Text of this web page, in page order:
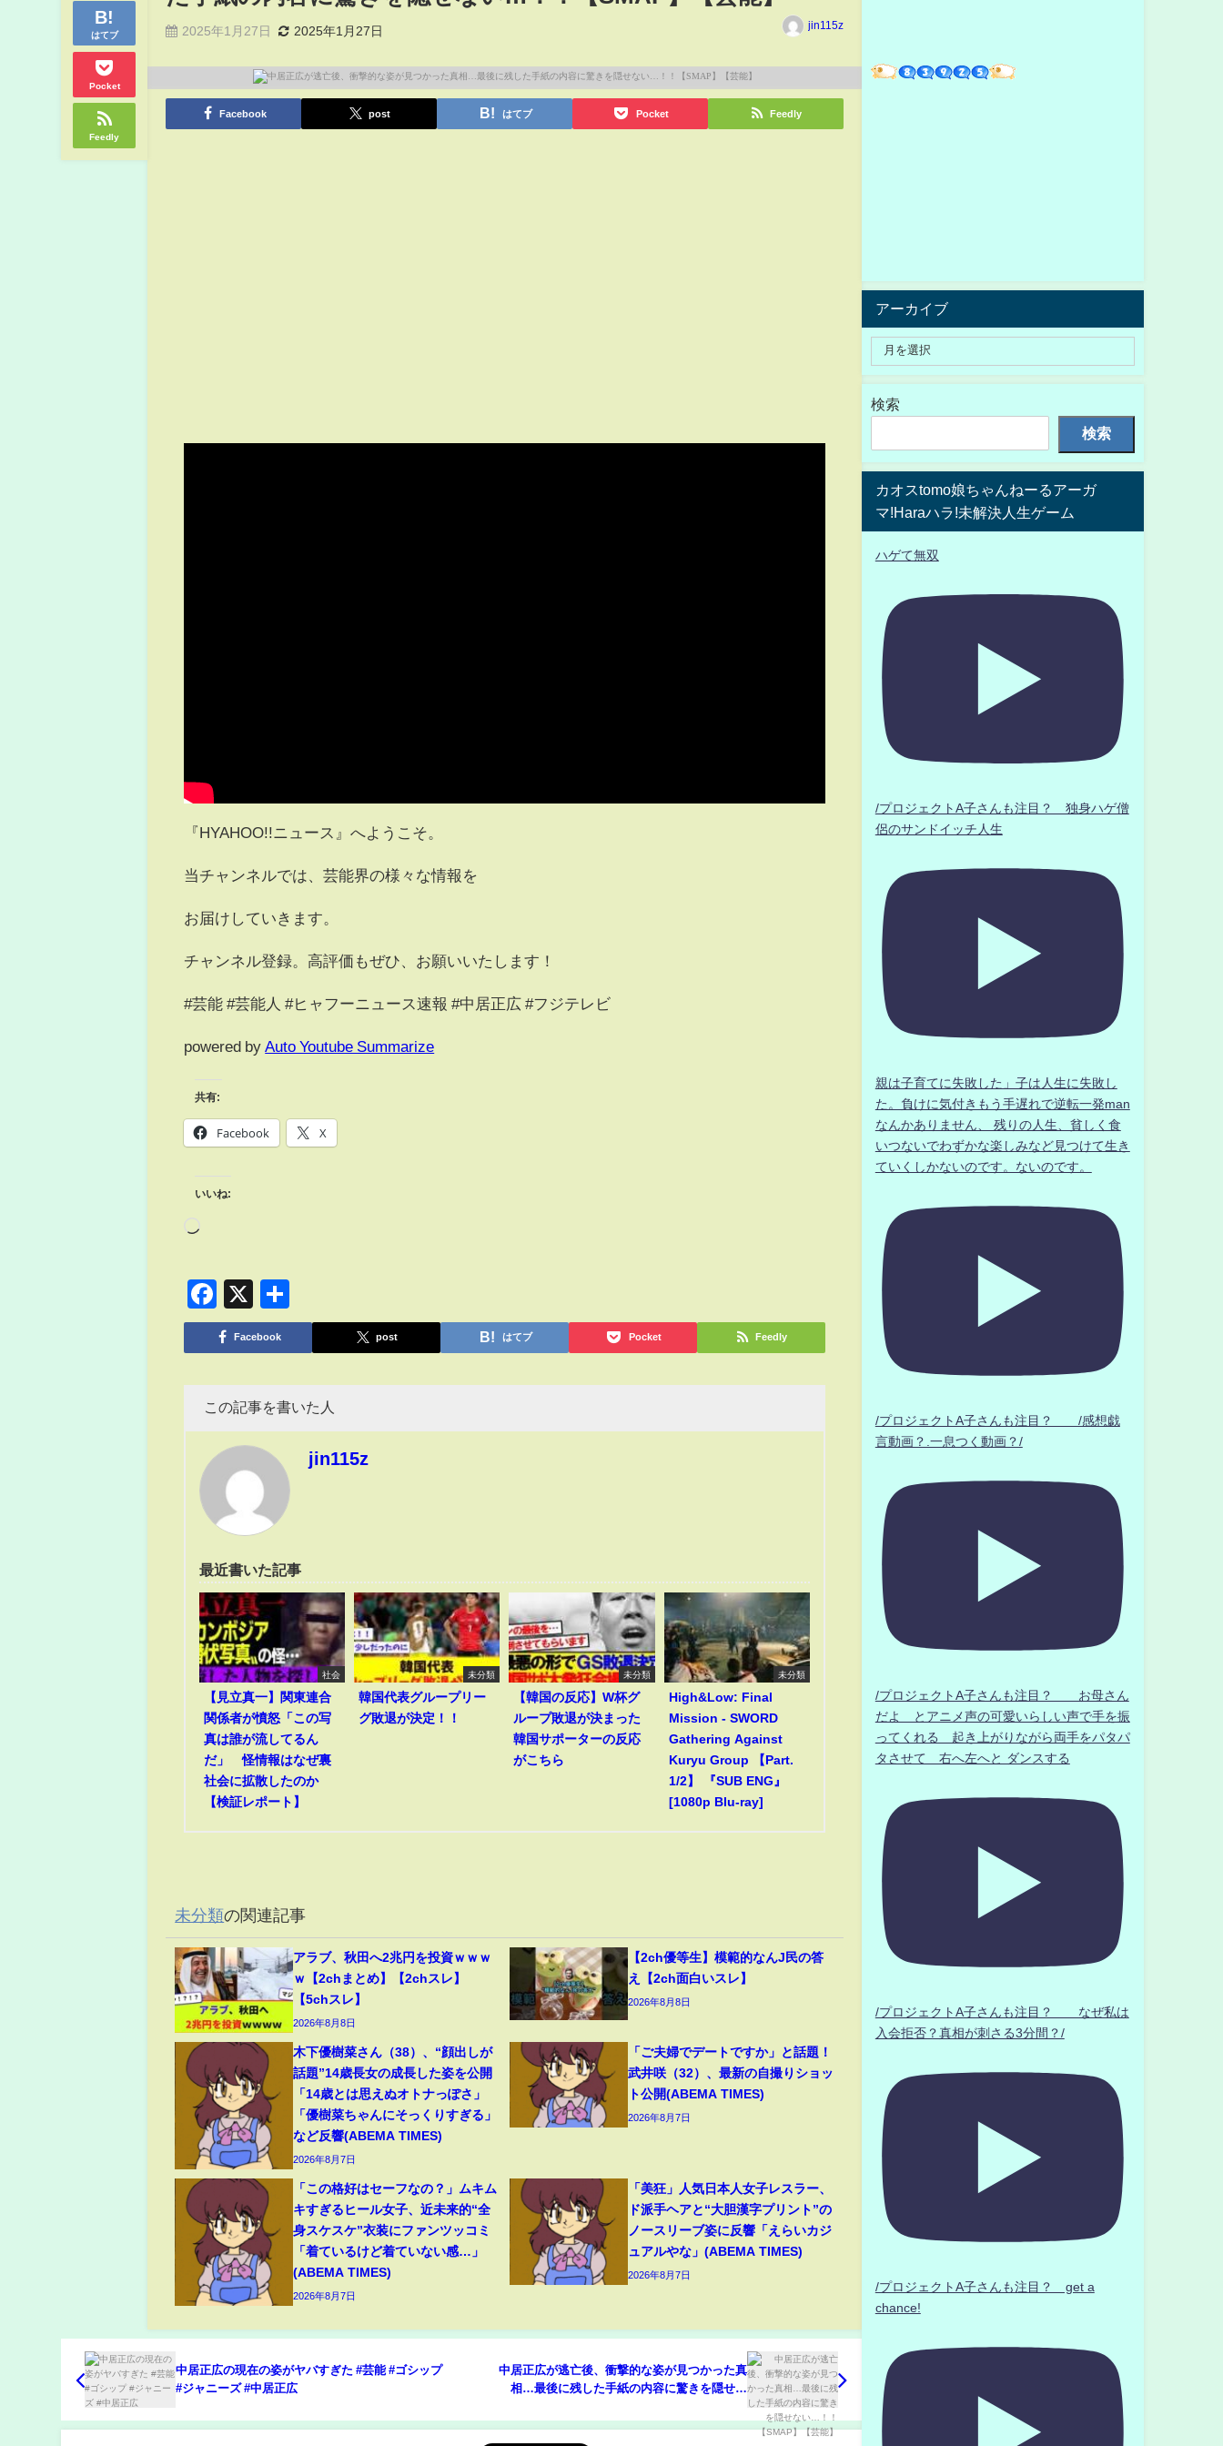
はてブ
Pocket
Feedly
2025年1月27日 2025年1月27日 jin115z
Facebook post はてブ Pocket Feedly
『HYAHOO!!ニュース』へようこそ。
当チャンネルでは、芸能界の様々な情報を
お届けしていきます。
チャンネル登録。高評価もぜひ、お願いいたします！
#芸能 #芸能人 #ヒャフーニュース速報 #中居正広 #フジテレビ
powered by Auto Youtube Summarize
共有:
Facebook X
いいね:
Facebook
X
有
Facebook post はてブ Pocket Feedly
この記事を書いた人
jin115z
最近書いた記事
社会
【見立真一】関東連合
関係者が憤怒「この写
真は誰が流してるん
だ」 怪情報はなぜ裏
社会に拡散したのか
【検証レポート】
未分類
韓国代表グループリー
グ敗退が決定！！
未分類
【韓国の反応】W杯グ
ループ敗退が決まった
韓国サポーターの反応
がこちら
未分類
High&Low: Final
Mission - SWORD
Gathering Against
Kuryu Group 【Part.
1/2】 『SUB ENG』
[1080p Blu-ray]
未分類の関連記事
アラブ、秋田へ2兆円を投資ｗｗｗ
ｗ【2chまとめ】【2chスレ】
【5chスレ】
2026年8月8日
【2ch優等生】模範的なんJ民の答
え【2ch面白いスレ】
2026年8月8日
木下優樹菜さん（38）、“顔出しが
話題”14歳長女の成長した姿を公開
「14歳とは思えぬオトナっぽさ」
「優樹菜ちゃんにそっくりすぎる」
など反響(ABEMA TIMES)
2026年8月7日
「ご夫婦でデートですか」と話題！
武井咲（32）、最新の自撮りショッ
ト公開(ABEMA TIMES)
2026年8月7日
「この格好はセーフなの？」ムキム
キすぎるヒール女子、近未来的“全
身スケスケ”衣装にファンツッコミ
「着ているけど着ていない感…」
(ABEMA TIMES)
2026年8月7日
「美狂」人気日本人女子レスラー、
ド派手ヘアと“大胆漢字プリント”の
ノースリーブ姿に反響「えらいカジ
ュアルやな」(ABEMA TIMES)
2026年8月7日
中居正広の現在の姿がヤバすぎた #芸能 #ゴシップ
#ジャニーズ #中居正広
中居正広が逃亡後、衝撃的な姿が見つかった真
相…最後に残した手紙の内容に驚きを隠せな
アーカイブ
検索
検索
カオスtomo娘ちゃんねーるアーガ
マ!Haraハラ!未解決人生ゲーム
ハゲて無双
/プロジェクトA子さんも注目？ 独身ハゲ僧
侶のサンドイッチ人生
親は子育てに失敗した」子は人生に失敗し
た。負けに気付きもう手遅れで逆転一発man
なんかありません、 残りの人生、貧しく食
いつないでわずかな楽しみなど見つけて生き
ていくしかないのです。ないのです。
/プロジェクトA子さんも注目？ /感想戯
言動画？.一息つく動画？/
/プロジェクトA子さんも注目？ お母さん
だよ とアニメ声の可愛いらしい声で手を振
ってくれる 起き上がりながら両手をパタパ
タさせて 右へ左へと ダンスする
/プロジェクトA子さんも注目？ なぜ私は
入会拒否？真相が刺さる3分間？/
/プロジェクトA子さんも注目？ get a
chance!